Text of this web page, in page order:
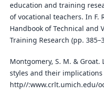
education and training
of vocational teachers. In F.
Handbook of Technical and
Training Research (pp.
Montgomery, S. M. & Groat.
styles and their
http//:www.crlt.umich.edu/